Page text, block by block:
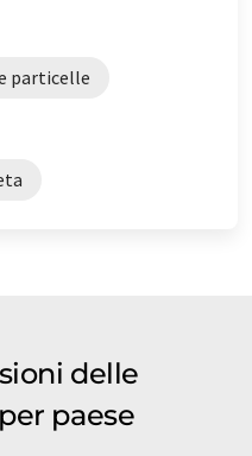
particelle
delle
paese